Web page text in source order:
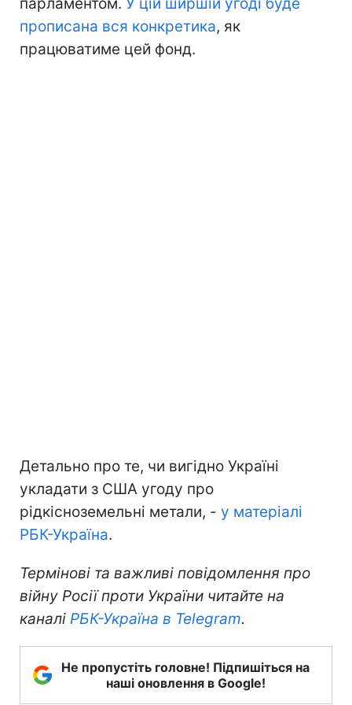
прописана вся конкретика, як
працюватиме цей фонд.
Детально про те, чи вигідно Україні
укладати з США угоду про
рідкісноземельні метали, - у матеріалі
РБК-Україна.
Термінові та важливі повідомлення про
війну Росії проти України читайте на
каналі РБК-Україна в Telegram.
Не пропустіть головне! Підпишіться на
наші оновлення в Google!